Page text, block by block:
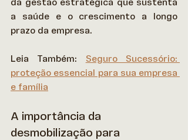
a saúde e o crescimento a longo
prazo da empresa.
Leia Também: Seguro Sucessório:
proteção essencial para sua empresa
e família
A importância da
desmobilização para